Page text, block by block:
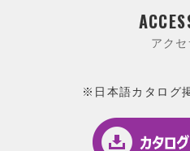
アクセ
※日本語カタログ